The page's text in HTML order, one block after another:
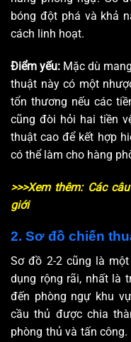
bóng đột phá và khả
cách linh hoạt.
Điểm yếu: Mặc dù
thuật này có một
tổn thương nếu các
cũng đòi hỏi hai tiền
thuật cao để kết hợp
có thể làm cho hàng
>>>Xem thêm: Các
giới
2. Sơ đồ chiến
Sơ đồ 2-2 cũng là
dụng rộng rãi, nhất là
đến phòng ngự khu
cầu thủ được chia
phòng thủ và tấn